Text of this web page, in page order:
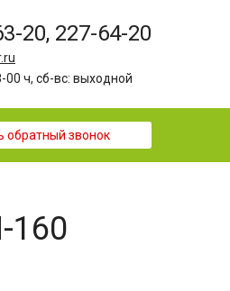
20, 227-64-20
00 ч, сб-вс: выходной
обратный звонок
160